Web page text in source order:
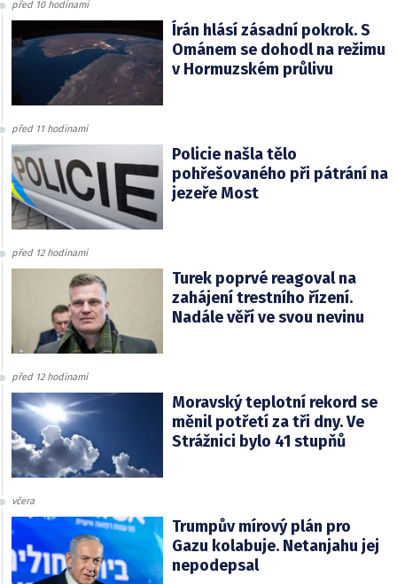
před 10 hodinami
Írán hlásí zásadní pokrok. S
Ománem se dohodl na režimu
v Hormuzském průlivu
před 11 hodinami
Policie našla tělo
pohřešovaného při pátrání na
jezeře Most
před 12 hodinami
Turek poprvé reagoval na
zahájení trestního řízení.
Nadále věří ve svou nevinu
před 12 hodinami
Moravský teplotní rekord se
měnil potřetí za tři dny. Ve
Strážnici bylo 41 stupňů
včera
Trumpův mírový plán pro
Gazu kolabuje. Netanjahu jej
nepodepsal